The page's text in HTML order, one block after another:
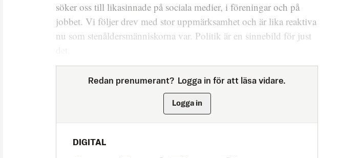
söker oss till likasinnade på sociala medier, i föreningar och på
jobbet. Vi följer drev med stor uppmärksamhet och är lika reaktiva
nu som stenåldersmänniskorna var. Politik är en sinnebild för just
Redan prenumerant? Logga in för att läsa vidare.
Logga in
DIGITAL